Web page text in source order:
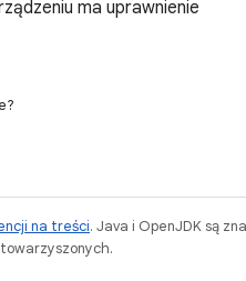
ma uprawnienie
na treści. Java i OpenJDK są